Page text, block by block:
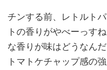
チンする前、レトルト
トの香りがやべーっす
な香りが味はどうなん
トマトケチャップ感の